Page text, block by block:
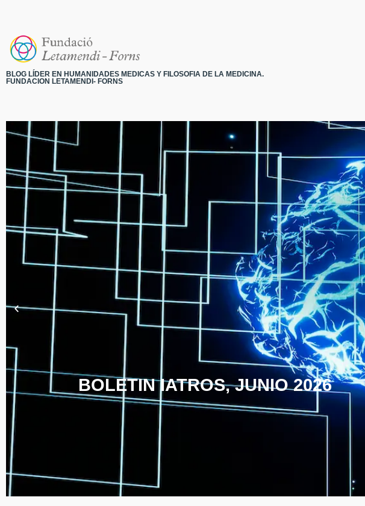
BLOG LÍDER EN HUMANIDADES MEDICAS Y FILOSOFIA DE LA MEDICINA.
FUNDACION LETAMENDI- FORNS
BOLETIN IATROS, JUNIO 2026